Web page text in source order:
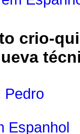
crio-
Pedro
Espanhol